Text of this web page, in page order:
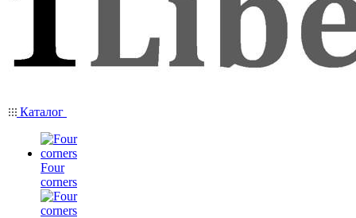
Каталог
Four
corners